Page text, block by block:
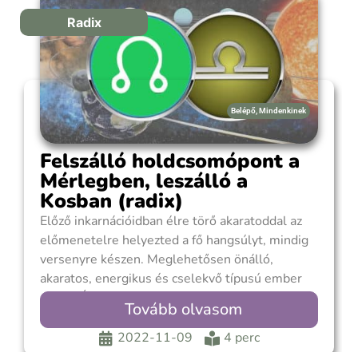
ételeket, elegáns ruhákat
Radix
Belépő Mindenkinek
Felszálló holdcsomópont a
Mérlegben, leszálló a
Kosban (radix)
Előző inkarnációidban élre törő akaratoddal az
előmenetelre helyezted a fő hangsúlyt, mindig
versenyre készen. Meglehetősen önálló,
akaratos, energikus és cselekvő típusú ember
voltál. Állandó tettrekészség és bizonyítási vágy
hajtott, szerettél mindenben első és legjobb
lenni. A nehézségek csak erősítettek, gyors és
Tovább olvasom
2022-11-09 4 perc